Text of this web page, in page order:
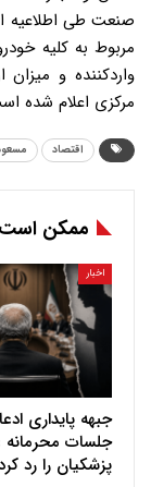
صنعت طی اطلاعیه
مربوط به کلیه
واردکننده و
مرکزی اعلام شده
اقتصاد
ممکن
اخبار
جبهه پایداری
جلسات محرمانه
پزشکیان را رد